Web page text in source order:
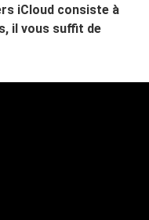
iCloud consiste à
il vous suffit de